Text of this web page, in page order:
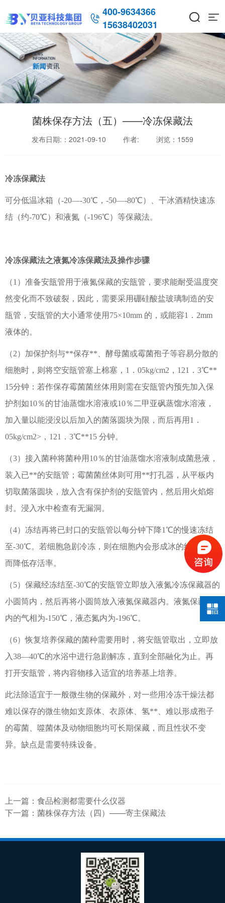
 400-9634366
15638402031
 
菌株保存方法（五）——冷冻保藏法
发布日期:：2021-09-10 作者: 浏览： 1559
冷冻保藏法
可分低温冰箱（-20—-30℃，-50—-80℃）、干冰酒精快速冻
结（约-70℃）和液氮（-196℃）等保藏法。
冷冻保藏法之液氮冷冻保藏法及操作步骤
（1）准备安瓿管用于液氮保藏的安瓿管，要求能耐受温度突
然变化而不致破裂，因此，需要采用硼硅酸盐玻璃制造的安
瓿管，安瓿管的大小通常使用75×10mm 的，或能容1．2mm
液体的。
（2）加保护剂与**保存**、酵母菌或霉菌孢子等容易分散的
细胞时，则将空安瓿管塞上棉塞，1．05kg/cm2，121．3℃**
15分钟：若作保存霉菌菌丝体用则需在安瓿管内预先加入保
护剂如10％的甘油蒸馏水溶液或10％二甲亚砜蒸馏水溶液，
加入量以能浸没以后加入的菌落圆块为限，而后再用1．
05kg/cm2>，121．3℃**15 分钟。
（3）接入菌种将菌种用10％的甘油蒸馏水溶液制成菌悬液，
装入已**的安瓿管；霉菌菌丝体则可用**打孔器，从平板内
切取菌落圆块，放入含有保护剂的安瓿管内，然后用火焰熔
封。浸入水中检查有无漏洞。
（4）冻结再将已封口的安瓿管以每分钟下降1℃的慢速冻结
至-30℃。若细胞急剧冷冻，则在细胞内会形成冰的结晶，因
而降低存活率。
（5）保藏经冻结至-30℃的安瓿管立即放入液氮冷冻保藏器的
小圆筒内，然后再将小圆筒放入液氮保藏器内。液氮保藏器
内的气相为-150℃，液态氮内为-196℃。
（6）恢复培养保藏的菌种需要用时，将安瓿管取出，立即放
入38—40℃的水浴中进行急剧解冻，直到全部融化为止。再
打开安瓿管，将内容物移入适宜的培养基上培养。
此法除适宜于一般微生物的保藏外，对一些用冷冻干燥法都
难以保存的微生物如支原体、衣原体、氢**、难以形成孢子
的霉菌、噬菌体及动物细胞均可长期保藏，而且性状不变
异。缺点是需要特殊设备。
上一篇： 食品检测都需要什么仪器
下一篇： 菌株保存方法（四）——寄主保藏法